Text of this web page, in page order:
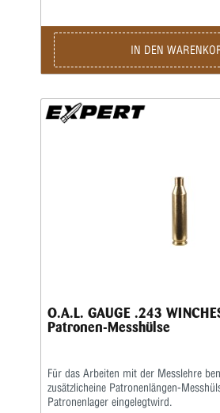
IN DEN
O.A.L. GAUGE .243
Patronen-Messhülse
Für das Arbeiten mit der Messlehre
zusätzlicheine Patronenlängen-
Patronenlager eingelegtwird.